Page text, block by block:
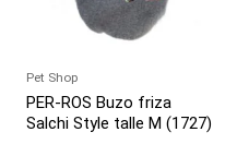
Pet Shop
PER-ROS Buzo friza
Salchi Style talle M (1727)